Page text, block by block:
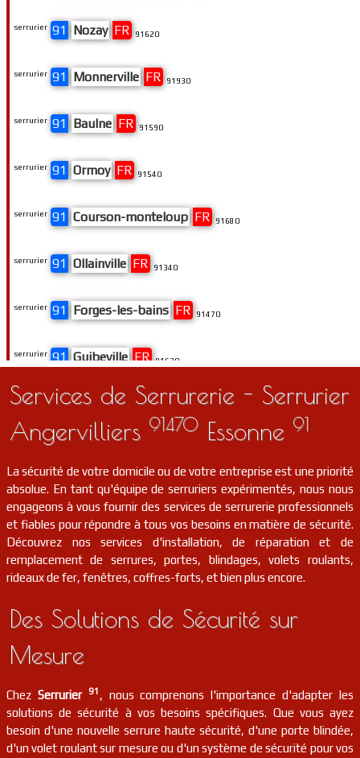
serrurier 91 Soisy-sur-seine FR 91450
Le coudray-montceaux
serrurier 91 Chalo-saint-mars FR 91780
serrurier 91 Mauchamps FR 91730
serrurier 91
serrurier 91 Varennes-jarcy FR 91480
serrurier 91 Guibeville FR 91630
serrurier 91 Forges-les-bains FR 91470
serrurier 91 Ollainville FR 91340
serrurier 91 Courson-monteloup FR 91680
serrurier 91 Ormoy FR 91540
serrurier 91 Baulne FR 91590
serrurier 91 Monnerville FR 91930
serrurier 91 Nozay FR 91620
Services de Serrurerie - Serrurier
Angervilliers 91470 Essonne 91
La sécurité de votre domicile ou de votre entreprise est une priorité
absolue. En tant qu'équipe de serruriers expérimentés, nous nous
engageons à vous fournir des services de serrurerie professionnels
et fiables pour répondre à tous vos besoins en matière de sécurité.
Découvrez nos services d'installation, de réparation et de
remplacement de serrures, portes, blindages, volets roulants,
rideaux de fer, fenêtres, coffres-forts, et bien plus encore.
Des Solutions de Sécurité sur
Mesure
Chez Serrurier 91 , nous comprenons l'importance d'adapter les
solutions de sécurité à vos besoins spécifiques. Que vous ayez
besoin d'une nouvelle serrure haute sécurité, d'une porte blindée,
d'un volet roulant sur mesure ou d'un système de sécurité pour vos